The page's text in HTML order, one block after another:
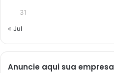
31
« Jul
Anuncie aqui sua empresa